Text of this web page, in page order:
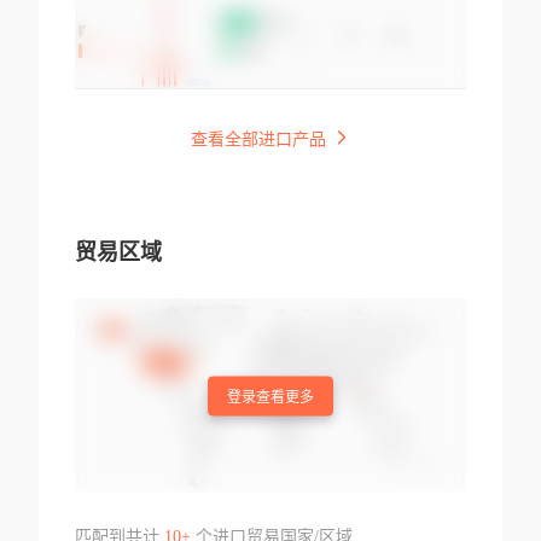
查看全部进口产品
贸易区域
登录查看更多
匹配到共计 10+个进口贸易国家/区域